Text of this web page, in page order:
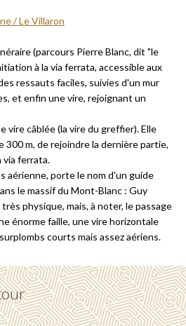
(parcours Pierre Blanc, dit "le
à la via ferrata, accessible aux
ressauts faciles, suivies d'un mur
et enfin une vire, rejoignant un
vire câblée (la vire du greffier). Elle
300 m, de rejoindre la dernière partie,
via ferrata.
aérienne, porte le nom d'un guide
le massif du Mont-Blanc : Guy
physique, mais, à noter, le passage
énorme faille, une vire horizontale
courts mais assez aériens.